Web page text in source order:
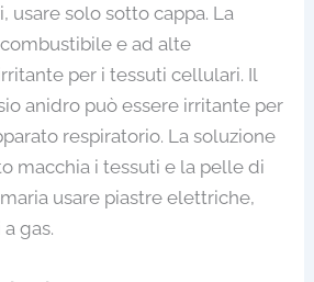
usare solo sotto cappa. La
e ad alte
per i tessuti cellulari. Il
anidro può essere irritante per
respiratorio. La soluzione
macchia i tessuti e la pelle di
usare piastre elettriche,
gas.